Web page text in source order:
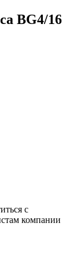
BG4/16
с
компании